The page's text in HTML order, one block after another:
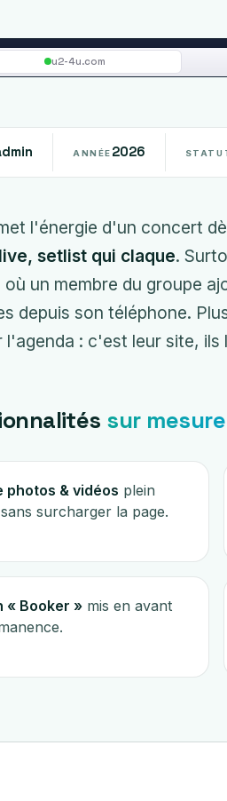
u2-4u.com
ANNÉE 2026
l'énergie d'un concert
setlist qui claque.
un membre du groupe
depuis son téléphone.
: c'est leur site, ils
sur mesure
photos & vidéos plein
surcharger la page.
« Booker » mis en avant